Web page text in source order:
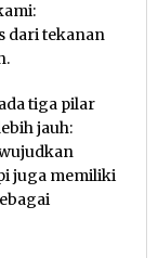
dari tekanan
tiga pilar
jauh:
juga memiliki